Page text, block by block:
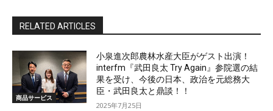
RELATED ARTICLES
商品サービス
小泉進次郎農林水産大臣がゲスト出演！
interfm『武田良太 Try Again』参院選の結
果を受け、今後の日本、政治を元総務大
臣・武田良太と鼎談！！
2025年7月25日